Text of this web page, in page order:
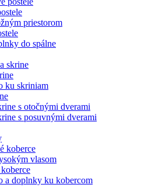
priestorom
do spálne
skrine
ku skriniam
s otočnými dverami
s posuvnými dverami
koberce
vlasom
a doplnky ku kobercom